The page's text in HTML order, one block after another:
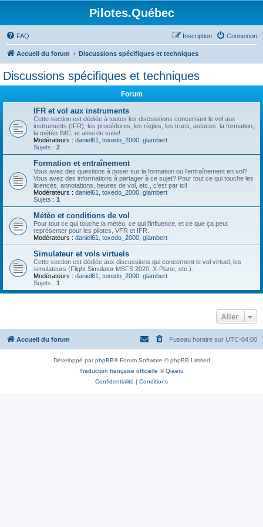
Pilotes.Québec
FAQ Connexion
Inscription
Accueil du forum Discussions spécifiques et techniques
Discussions spécifiques et techniques
Forum
IFR et vol aux instruments
Cette section est dédiée à toutes les discussions concernant le vol aux
instruments (IFR), les procédures, les règles, les trucs, astuces, la formation,
la météo IMC, et ainsi de suite!
Modérateurs : daniel61 toxedo_2000 glambert
Sujets : 2
Formation et entraînement
Vous avez des questions à poser sur la formation ou l'entraînement en vol?
Vous avez des informations à partager à ce sujet? Pour tout ce qui touche les
licences, annotations, heures de vol, etc., c'est par ici!
Modérateurs : daniel61 toxedo_2000 glambert
Sujets : 1
Météo et conditions de vol
Pour tout ce qui touche la météo, ce qui l'influence, et ce que ça peut
représenter pour les pilotes, VFR et IFR.
Modérateurs : daniel61 toxedo_2000 glambert
Simulateur et vols virtuels
Cette section est dédiée aux discussions qui concernent le vol virtuel, les
simulateurs (Flight Simulator MSFS 2020, X-Plane, etc.).
Modérateurs : daniel61 toxedo_2000 glambert
Sujets : 1
Aller
Accueil du forum Fuseau horaire sur UTC-04:00
Développé parphpBB® Forum Software © phpBB Limited
Traduction française officielle ©Qiaeru
Confidentialité | Conditions